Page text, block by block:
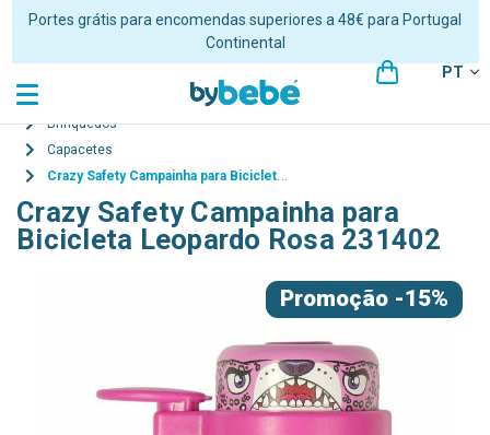
Portes grátis para encomendas superiores a 48€ para Portugal
Continental
PT
Brinquedos
Capacetes
Crazy Safety Campainha para Bicicleta Leopardo Rosa 231402
Crazy Safety Campainha para
Bicicleta Leopardo Rosa 231402
Promoção -15%